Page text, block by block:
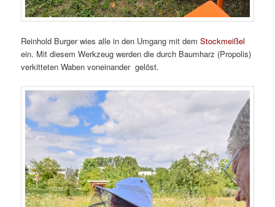
Reinhold Burger wies alle in den Umgang mit demStockmeißel
ein. Mit diesem Werkzeug werden die durch Baumharz (Propolis)
verkitteten Waben voneinander gelöst.